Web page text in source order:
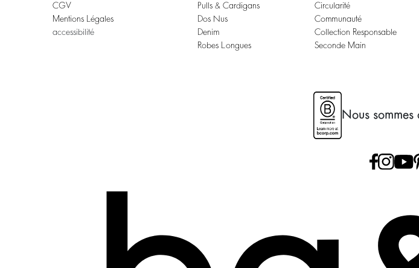
CGV
Mentions Légales
accessibilité
Pulls & Cardigans
Dos Nus
Denim
Robes Longues
Circularité
Communauté
Collection Responsable
Seconde Main
Nous